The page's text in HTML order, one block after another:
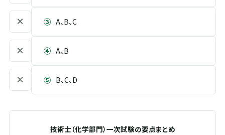
× ③ A、B、C
× ④ A、B
× ⑤ B、C、D
技術士（化学部門）一次試験の要点まとめ